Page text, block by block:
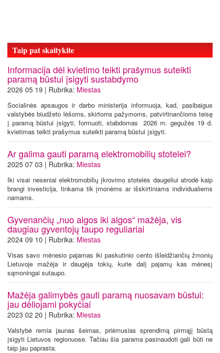
Taip pat skaitykite
Informacija dėl kvietimo teikti prašymus suteikti
paramą būstui įsigyti sustabdymo
2026 05 19 | Rubrika: Miestas
Socialinės apsaugos ir darbo ministerija informuoja, kad, pasibaigus
valstybės biudžeto lėšoms, skirtoms pažymoms, patvirtinančioms teisę
į paramą būstui įsigyti, formuoti, stabdomas 2026 m. gegužės 19 d.
kvietimas teikti prašymus suteikti paramą būstui įsigyti.
Ar galima gauti paramą elektromobilių stotelei?
2025 07 03 | Rubrika: Miestas
Iki visai neseniai elektromobilių įkrovimo stotelės daugeliui atrodė kaip
brangi investicija, tinkama tik įmonėms ar išskirtiniams individualiems
namams.
Gyvenančių „nuo algos iki algos“ mažėja, vis
daugiau gyventojų taupo reguliariai
2024 09 10 | Rubrika: Miestas
Visas savo mėnesio pajamas iki paskutinio cento išleidžiančių žmonių
Lietuvoje mažėja ir daugėja tokių, kurie dalį pajamų kas mėnesį
sąmoningai sutaupo.
Mažėja galimybės gauti paramą nuosavam būstui:
jau dėliojami pokyčiai
2023 02 20 | Rubrika: Miestas
Valstybė remia jaunas šeimas, priėmusias sprendimą pirmąjį būstą
įsigyti Lietuvos regionuose. Tačiau šia parama pasinaudoti gali būti ne
taip jau paprasta.